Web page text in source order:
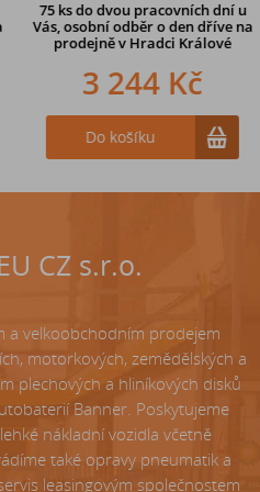
75 ksdo dvou pracovních dní u
Vás, osobní odběr o den dřívena
prodejně v Hradci Králové
3 244 Kč
Do košíku
242 Kč
Do košíku
CZ s.r.o.
a velkoobchodním prodejem
motorkových, zemědělských a
plechových a hliníkových disků
Banner. Poskytujeme
nákladní vozidla včetně
také opravy pneumatik a
leasingovým společnostem